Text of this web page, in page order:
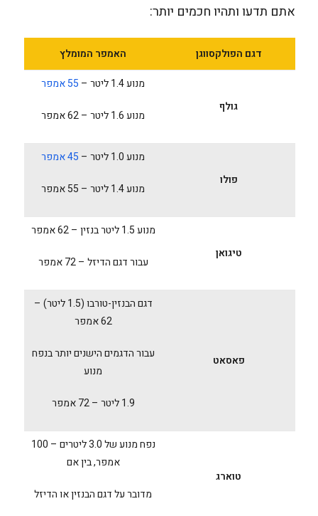
אתם תדעו ותהיו חכמים יותר:
דגם הפולקסווגן האמפר המומלץ
גולף
מנוע 1.4 ליטר – 55 אמפר
מנוע 1.6 ליטר – 62 אמפר
פולו
מנוע 1.0 ליטר – 45 אמפר
מנוע 1.4 ליטר – 55 אמפר
טיגואן
מנוע 1.5 ליטר בנזין – 62 אמפר
עבור דגם הדיזל – 72 אמפר
פאסאט
דגם הבנזין-טורבו (1.5 ליטר) –
62 אמפר
עבור הדגמים הישנים יותר בנפח
מנוע
1.9 ליטר – 72 אמפר
טוארג
נפח מנוע של 3.0 ליטרים – 100
אמפר, בין אם
מדובר על דגם הבנזין או הדיזל